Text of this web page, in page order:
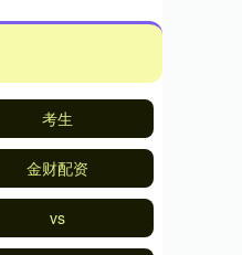
考生
金财配资
vs